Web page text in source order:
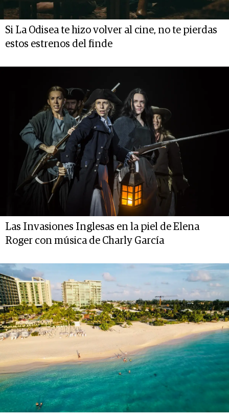
Si La Odisea te hizo volver al cine, no te pierdas
estos estrenos del finde
Las Invasiones Inglesas en la piel de Elena
Roger con música de Charly García